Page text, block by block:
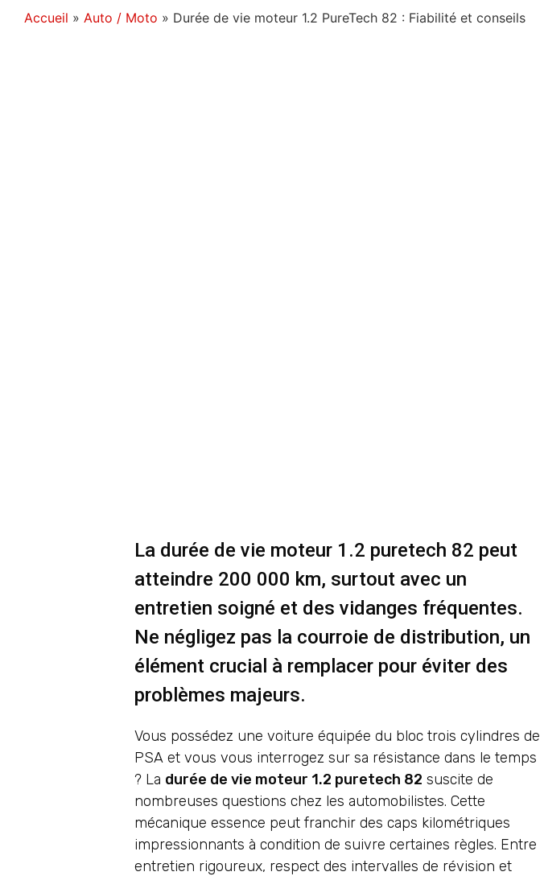
Accueil » Auto / Moto » Durée de vie moteur 1.2 PureTech 82 : Fiabilité et conseils
La durée de vie moteur 1.2 puretech 82 peut
atteindre 200 000 km, surtout avec un
entretien soigné et des vidanges fréquentes.
Ne négligez pas la courroie de distribution, un
élément crucial à remplacer pour éviter des
problèmes majeurs.
Vous possédez une voiture équipée du bloc trois cylindres de
PSA et vous vous interrogez sur sa résistance dans le temps
? La durée de vie moteur 1.2 puretech 82 suscite de
nombreuses questions chez les automobilistes. Cette
mécanique essence peut franchir des caps kilométriques
impressionnants à condition de suivre certaines règles. Entre
entretien rigoureux, respect des intervalles de révision et